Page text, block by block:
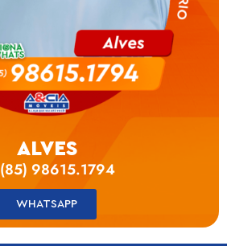
ALVES
(85) 98615.1794
WHATSAPP